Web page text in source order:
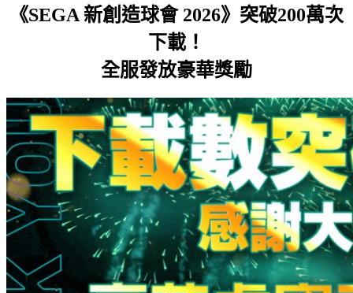
《SEGA 新創造球會 2026》突破200萬次
下載！
全服發放豪華獎勵